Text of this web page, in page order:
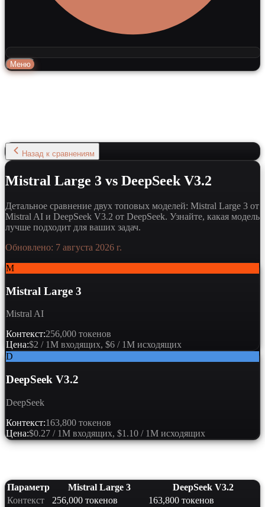
Меню
Назад к сравнениям
Mistral Large 3 vs DeepSeek V3.2
Детальное сравнение двух топовых моделей: Mistral Large 3 от
Mistral AI и DeepSeek V3.2 от DeepSeek. Узнайте, какая модель
лучше подходит для ваших задач.
Обновлено: 7 августа 2026 г.
M
Mistral Large 3
Mistral AI
Контекст:256,000 токенов
Цена:$2 / 1M входящих, $6 / 1M исходящих
D
DeepSeek V3.2
DeepSeek
Контекст:163,800 токенов
Цена:$0.27 / 1M входящих, $1.10 / 1M исходящих
Параметр Mistral Large 3
DeepSeek V3.2
Контекст
256,000 токенов
163,800 токенов